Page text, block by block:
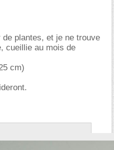
plantes, et je ne trouve
cueillie au mois de
cm)